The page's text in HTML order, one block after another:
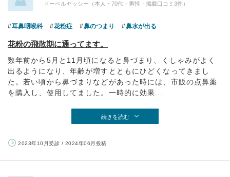
ドーベルヤッシー（本人・70代・男性・掲載口コミ3件）
耳鼻咽喉科 花粉症 鼻のつまり 鼻水が出る
花粉の飛散期に通ってます。
数年前から5月と11月頃になると鼻づまり、くしゃみがよく
出るようになり、年齢が増すとともにひどくなってきまし
た。若い頃から鼻づまりなどがあった時には、市販の点鼻薬
を購入し、使用してました。一時的に効果...
続きを読む
2023年10月受診 / 2024年06月投稿